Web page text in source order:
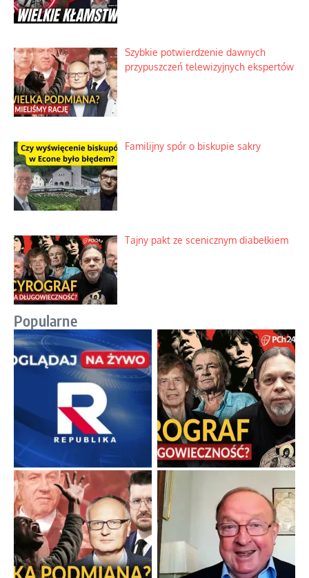
Szybkie potwierdzenie dawnych
przypuszczeń telewizyjnych ekspertów
Familijny spór o biskupie sakry
Tajny pakt ze scenicznym diabełkiem
Popularne